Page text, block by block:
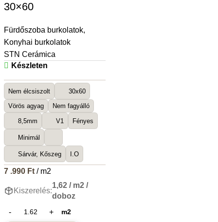
30×60
Fürdőszoba burkolatok,
Konyhai burkolatok
STN Cerámica
Készleten
Nem élcsiszolt 30x60
Vörös agyag Nem fagyálló
8,5mm V1 Fényes
Minimál
Sárvár, Kőszeg I.O
7 .990 Ft/ m2
Kiszerelés:
1,62 / m2 /
doboz
m2